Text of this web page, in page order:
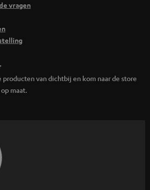
vragen
producten van dichtbij en kom naar de store
maat.